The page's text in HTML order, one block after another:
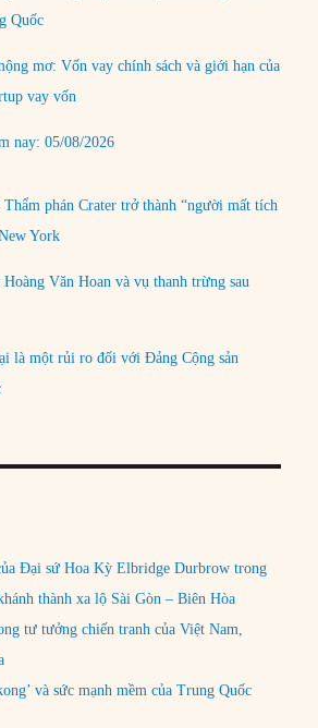
Quốc
mơ: Vốn vay chính sách và giới hạn của
vay vốn
nay: 05/08/2026
Thẩm phán Crater trở thành “người mất tích
York
Hoàng Văn Hoan và vụ thanh trừng sau
là một rủi ro đối với Đảng Cộng sản
Đại sứ Hoa Kỳ Elbridge Durbrow trong
thành xa lộ Sài Gòn – Biên Hòa
tư tưởng chiến tranh của Việt Nam,
và sức mạnh mềm của Trung Quốc